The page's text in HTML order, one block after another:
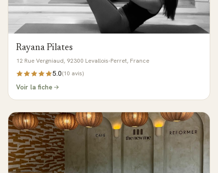
Rayana Pilates
12 Rue Vergniaud, 92300 Levallois-Perret, France
5.0(10 avis)
Voir la fiche